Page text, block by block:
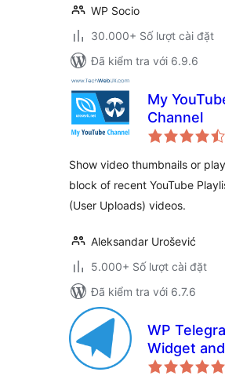
WP Socio
30.000+ Số lượt cài đặt
Đã kiểm tra với 6.9.6
My
Channel
Show video thumbnails or
block of recent YouTube
(User Uploads) videos.
Aleksandar Urošević
5.000+ Số lượt cài đặt
Đã kiểm tra với 6.7.6
WP
Widget
Link